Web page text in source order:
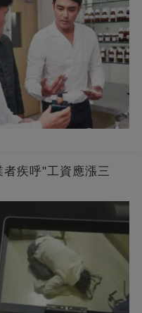
者疾呼"工資應漲三